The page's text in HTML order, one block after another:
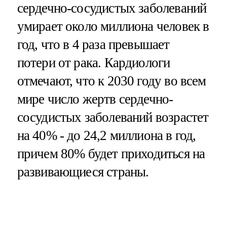
сердечно-сосудистых заболеваний
умирает около миллиона человек в
год, что в 4 раза превышает
потери от рака. Кардиологи
отмечают, что к 2030 году во всем
мире число жертв сердечно-
сосудистых заболеваний возрастет
на 40% - до 24,2 миллиона в год,
причем 80% будет приходиться на
развивающиеся страны.